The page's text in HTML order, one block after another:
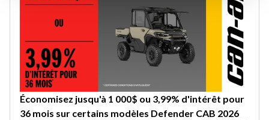
Économisez jusqu'à 1 000$ ou 3,99% d'intérêt pour
36 mois sur certains modèles Defender CAB 2026